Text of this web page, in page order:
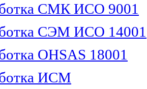
СМК ИСО 9001
СЭМ ИСО 14001
OHSAS 18001
ИСМ